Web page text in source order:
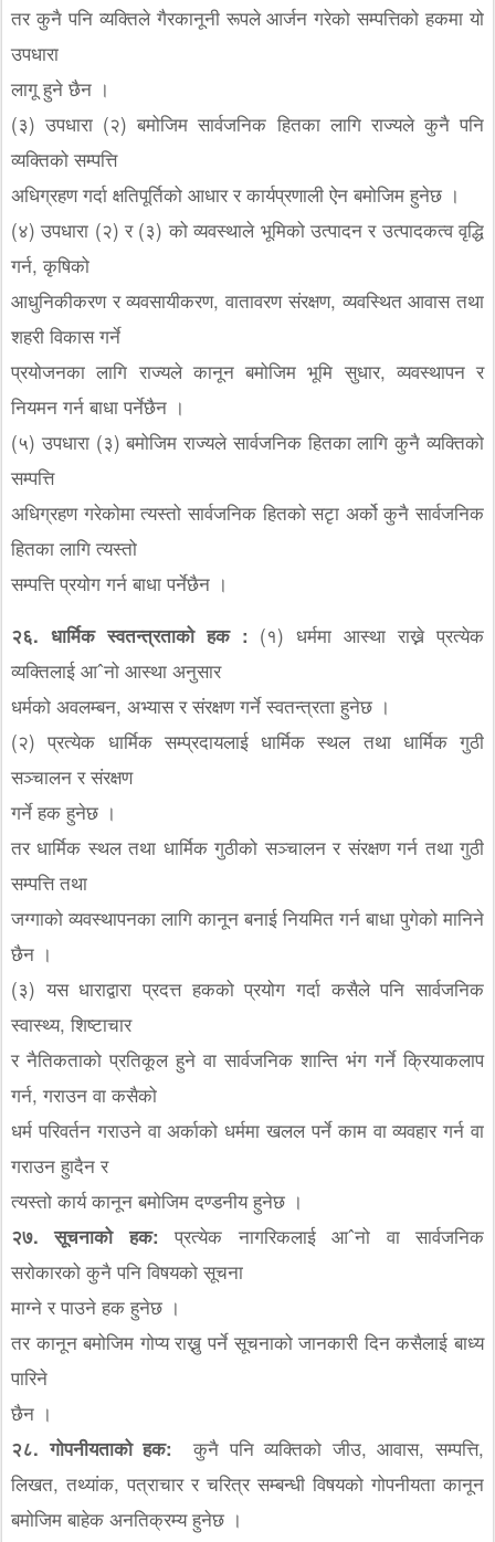
तर कुनै पनि व्यक्तिले गैरकानूनी रूपले आर्जन गरेको सम्पत्तिको हकमा यो
उपधारा
लागू हुने छैन ।
(३) उपधारा (२) बमोजिम सार्वजनिक हितका लागि राज्यले कुनै पनि
व्यक्तिको सम्पत्ति
अधिग्रहण गर्दा क्षतिपूर्तिको आधार र कार्यप्रणाली ऐन बमोजिम हुनेछ ।
(४) उपधारा (२) र (३) को व्यवस्थाले भूमिको उत्पादन र उत्पादकत्व वृद्धि
गर्न, कृषिको
आधुनिकीकरण र व्यवसायीकरण, वातावरण संरक्षण, व्यवस्थित आवास तथा
शहरी विकास गर्ने
प्रयोजनका लागि राज्यले कानून बमोजिम भूमि सुधार, व्यवस्थापन र
नियमन गर्न बाधा पर्नेछैन ।
(५) उपधारा (३) बमोजिम राज्यले सार्वजनिक हितका लागि कुनै व्यक्तिको
सम्पत्ति
अधिग्रहण गरेकोमा त्यस्तो सार्वजनिक हितको सटृा अर्को कुनै सार्वजनिक
हितका लागि त्यस्तो
सम्पत्ति प्रयोग गर्न बाधा पर्नेछैन ।
२६. धार्मिक स्वतन्त्रताको हक : (१) धर्ममा आस्था राख्ने प्रत्येक
व्यक्तिलाई आˆनो आस्था अनुसार
धर्मको अवलम्बन, अभ्यास र संरक्षण गर्ने स्वतन्त्रता हुनेछ ।
(२) प्रत्येक धार्मिक सम्प्रदायलाई धार्मिक स्थल तथा धार्मिक गुठी
सञ्चालन र संरक्षण
गर्ने हक हुनेछ ।
तर धार्मिक स्थल तथा धार्मिक गुठीको सञ्चालन र संरक्षण गर्न तथा गुठी
सम्पत्ति तथा
जग्गाको व्यवस्थापनका लागि कानून बनाई नियमित गर्न बाधा पुगेको मानिने
छैन ।
(३) यस धाराद्वारा प्रदत्त हकको प्रयोग गर्दा कसैले पनि सार्वजनिक
स्वास्थ्य, शिष्टाचार
र नैतिकताको प्रतिकूल हुने वा सार्वजनिक शान्ति भंग गर्ने क्रियाकलाप
गर्न, गराउन वा कसैको
धर्म परिवर्तन गराउने वा अर्काको धर्ममा खलल पर्ने काम वा व्यवहार गर्न वा
गराउन हुादैन र
त्यस्तो कार्य कानून बमोजिम दण्डनीय हुनेछ ।
२७. सूचनाको हक:
प्रत्येक नागरिकलाई आˆनो वा सार्वजनिक
सरोकारको कुनै पनि विषयको सूचना
माग्ने र पाउने हक हुनेछ ।
तर कानून बमोजिम गोप्य राख्नु पर्ने सूचनाको जानकारी दिन कसैलाई बाध्य
पारिने
छैन ।
२८. गोपनीयताको हक:
कुनै पनि व्यक्तिको जीउ, आवास, सम्पत्ति,
लिखत, तथ्यांक, पत्राचार र चरित्र सम्बन्धी विषयको गोपनीयता कानून
बमोजिम बाहेक अनतिक्रम्य हुनेछ ।